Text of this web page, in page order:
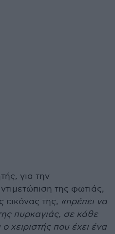
για την
της φωτιάς,
εικόνας της, «πρέπει να
πυρκαγιάς, σε κάθε
χειριστής που έχει ένα